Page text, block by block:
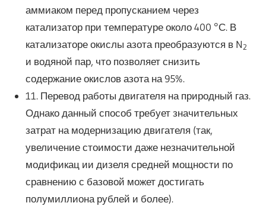
аммиаком перед пропусканием через
катализатор при температуре около 400 °С. В
катализаторе окислы азота преобразуются в N2
и водяной пар, что позволяет снизить
содержание окислов азота на 95%.
11. Перевод работы двигателя на природный газ.
Однако данный способ требует значительных
затрат на модернизацию двигателя (так,
увеличение стоимости даже незначительной
модификац ии дизеля средней мощности по
сравнению с базовой может достигать
полумиллиона рублей и более).